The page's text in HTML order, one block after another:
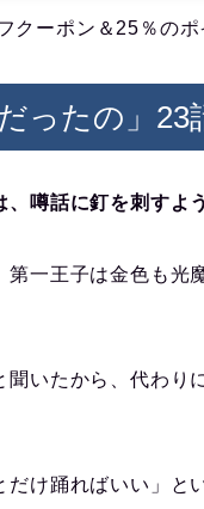
クーポン＆25％の
ったの」
噂話に釘を刺すよ
一王子は金色も光
いたから、代わり
け踊ればいい」と